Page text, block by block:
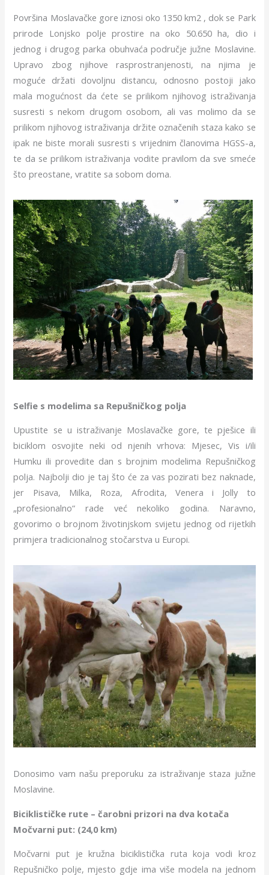
Površina Moslavačke gore iznosi oko 1350 km2 , dok se Park
prirode Lonjsko polje prostire na oko 50.650 ha, dio i
jednog i drugog parka obuhvaća područje južne Moslavine.
Upravo zbog njihove rasprostranjenosti, na njima je
moguće držati dovoljnu distancu, odnosno postoji jako
mala mogućnost da ćete se prilikom njihovog istraživanja
susresti s nekom drugom osobom, ali vas molimo da se
prilikom njihovog istraživanja držite označenih staza kako se
ipak ne biste morali susresti s vrijednim članovima HGSS-a,
te da se prilikom istraživanja vodite pravilom da sve smeće
što preostane, vratite sa sobom doma.
Selfie s modelima sa Repušničkog polja
Upustite se u istraživanje Moslavačke gore, te pješice ili
biciklom osvojite neki od njenih vrhova: Mjesec, Vis i/ili
Humku ili provedite dan s brojnim modelima Repušničkog
polja. Najbolji dio je taj što će za vas pozirati bez naknade,
jer Pisava, Milka, Roza, Afrodita, Venera i Jolly to
„profesionalno“ rade već nekoliko godina. Naravno,
govorimo o brojnom životinjskom svijetu jednog od rijetkih
primjera tradicionalnog stočarstva u Europi.
Donosimo vam našu preporuku za istraživanje staza južne
Moslavine.
Biciklističke rute – čarobni prizori na dva kotača
Močvarni put: (24,0 km)
Močvarni put je kružna biciklistička ruta koja vodi kroz
Repušničko polje, mjesto gdje ima više modela na jednom